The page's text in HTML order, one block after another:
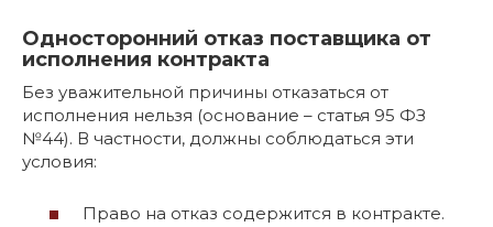
Односторонний отказ поставщика от
исполнения контракта
Без уважительной причины отказаться от
исполнения нельзя (основание – статья 95 ФЗ
№44). В частности, должны соблюдаться эти
условия:
Право на отказ содержится в контракте.